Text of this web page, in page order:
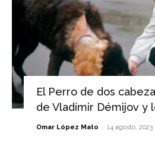
El Perro de dos
de Vladímir Démijov y
Omar López Mato - 14 agosto, 2023